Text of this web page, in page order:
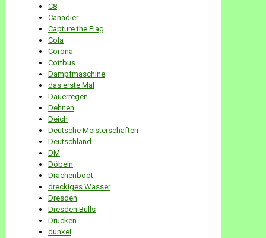
C8
Canadier
Capture the Flag
Cola
Corona
Cottbus
Dampfmaschine
das erste Mal
Dauerregen
Dehnen
Deich
Deutsche Meisterschaften
Deutschland
DM
Döbeln
Drachenboot
dreckiges Wasser
Dresden
Dresden Bulls
Drücken
dunkel